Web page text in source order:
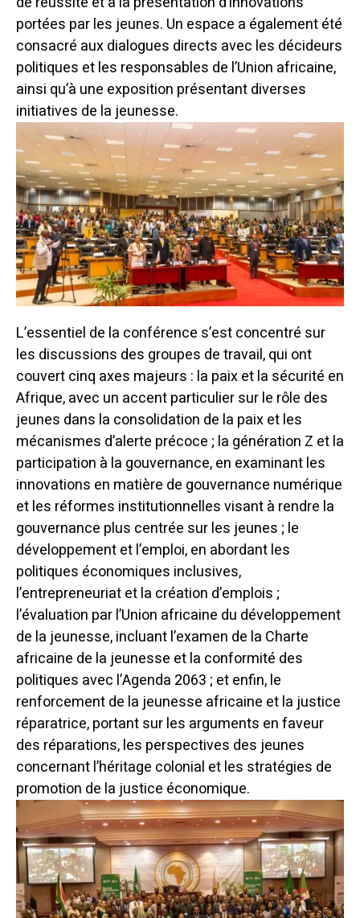
portées par les jeunes. Un espace a également été
consacré aux dialogues directs avec les décideurs
politiques et les responsables de l’Union africaine,
ainsi qu’à une exposition présentant diverses
initiatives de la jeunesse.
L’essentiel de la conférence s’est concentré sur
les discussions des groupes de travail, qui ont
couvert cinq axes majeurs : la paix et la sécurité en
Afrique, avec un accent particulier sur le rôle des
jeunes dans la consolidation de la paix et les
mécanismes d’alerte précoce ; la génération Z et la
participation à la gouvernance, en examinant les
innovations en matière de gouvernance numérique
et les réformes institutionnelles visant à rendre la
gouvernance plus centrée sur les jeunes ; le
développement et l’emploi, en abordant les
politiques économiques inclusives,
l’entrepreneuriat et la création d’emplois ;
l’évaluation par l’Union africaine du développement
de la jeunesse, incluant l’examen de la Charte
africaine de la jeunesse et la conformité des
politiques avec l’Agenda 2063 ; et enfin, le
renforcement de la jeunesse africaine et la justice
réparatrice, portant sur les arguments en faveur
des réparations, les perspectives des jeunes
concernant l’héritage colonial et les stratégies de
promotion de la justice économique.